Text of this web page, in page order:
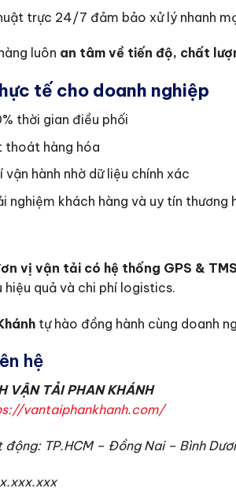
trực 24/7 đảm bảo xử lý nhanh
luôn an tâm về tiến độ, chất
tế cho doanh nghiệp
thời gian điều phối
thoát hàng hóa
vận hành nhờ dữ liệu chính xác
nghiệm khách hàng và uy tín thương
vị vận tải có hệ thống GPS &
hiệu quả và chi phí logistics.
tự hào đồng hành cùng doanh
hệ
VẬN TẢI PHAN KHÁNH
vantaiphankhanh.com/
động: TP.HCM – Đồng Nai – Bình